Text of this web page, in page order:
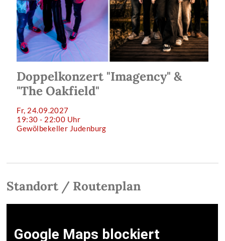
Doppelkonzert "Imagency" &
"The Oakfield"
Fr, 24.09.2027
19:30 - 22:00 Uhr
Gewölbekeller Judenburg
Standort / Routenplan